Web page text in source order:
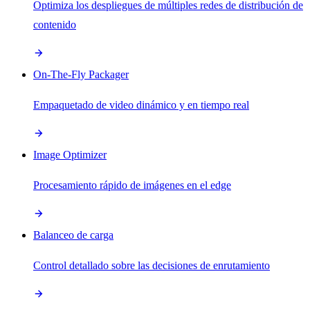
Optimiza los despliegues de múltiples redes de distribución de
contenido
On-The-Fly Packager
Empaquetado de video dinámico y en tiempo real
Image Optimizer
Procesamiento rápido de imágenes en el edge
Balanceo de carga
Control detallado sobre las decisiones de enrutamiento